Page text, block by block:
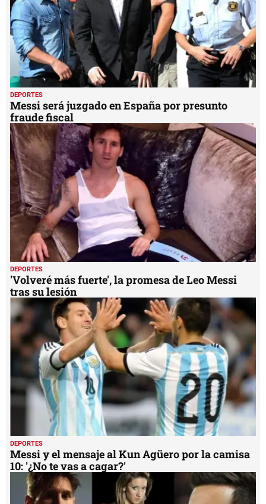
DEPORTES
Messi será juzgado en España por presunto
fraude fiscal
DEPORTES
'Volveré más fuerte', la promesa de Leo Messi
tras su lesión
DEPORTES
Messi y el mensaje al Kun Agüero por la camisa
10: '¿No te vas a cagar?'